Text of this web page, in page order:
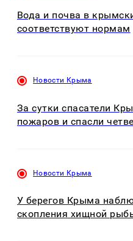
Вода и почва в
соответствуют нормам
Новости Крыма
За сутки спасатели
пожаров и спасли
Новости Крыма
У берегов Крыма
скопления хищной